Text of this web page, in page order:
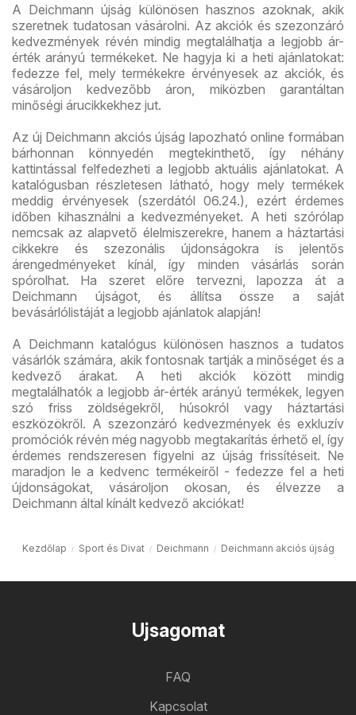
A Deichmann újság különösen hasznos azoknak, akik
szeretnek tudatosan vásárolni. Az akciók és szezonzáró
kedvezmények révén mindig megtalálhatja a legjobb ár-
érték arányú termékeket. Ne hagyja ki a heti ajánlatokat:
fedezze fel, mely termékekre érvényesek az akciók, és
vásároljon kedvezőbb áron, miközben garantáltan
minőségi árucikkekhez jut.
Az új Deichmann akciós újság lapozható online formában
bárhonnan könnyedén megtekinthető, így néhány
kattintással felfedezheti a legjobb aktuális ajánlatokat. A
katalógusban részletesen látható, hogy mely termékek
meddig érvényesek (szerdától 06.24.), ezért érdemes
időben kihasználni a kedvezményeket. A heti szórólap
nemcsak az alapvető élelmiszerekre, hanem a háztartási
cikkekre és szezonális újdonságokra is jelentős
árengedményeket kínál, így minden vásárlás során
spórolhat. Ha szeret előre tervezni, lapozza át a
Deichmann újságot, és állítsa össze a saját
bevásárlólistáját a legjobb ajánlatok alapján!
A Deichmann katalógus különösen hasznos a tudatos
vásárlók számára, akik fontosnak tartják a minőséget és a
kedvező árakat. A heti akciók között mindig
megtalálhatók a legjobb ár-érték arányú termékek, legyen
szó friss zöldségekről, húsokról vagy háztartási
eszközökről. A szezonzáró kedvezmények és exkluzív
promóciók révén még nagyobb megtakarítás érhető el, így
érdemes rendszeresen figyelni az újság frissítéseit. Ne
maradjon le a kedvenc termékeiről - fedezze fel a heti
újdonságokat, vásároljon okosan, és élvezze a
Deichmann által kínált kedvező akciókat!
Kezdőlap Sport és Divat Deichmann Deichmann akciós újság
Ujsagomat
FAQ
Kapcsolat